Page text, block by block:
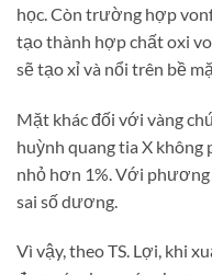
học. Còn trường hợp
tạo thành hợp chất oxi
sẽ tạo xỉ và nổi trên bề
Mặt khác đối với vàng
huỳnh quang tia X
nhỏ hơn 1%. Với phương
sai số dương.
Vì vậy, theo TS. Lợi, khi